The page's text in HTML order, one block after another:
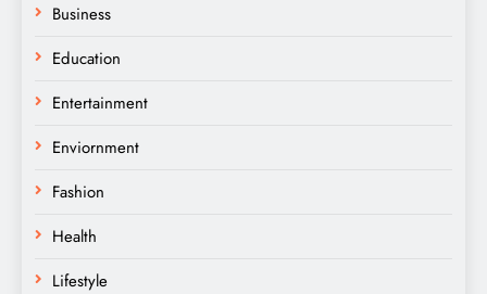
Business
Education
Entertainment
Enviornment
Fashion
Health
Lifestyle